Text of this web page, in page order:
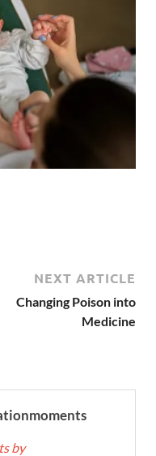
NEXT ARTICLE
Changing Poison into
Medicine
by